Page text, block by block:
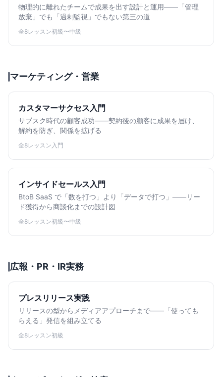
物理的に離れたチームで成果を出す設計と運用——「管理
放棄」でも「過剰監視」でもない第三の道
全8レッスン初級〜中級
マーケティング・営業
カスタマーサクセス入門
サブスク時代の顧客成功——契約後の顧客に成果を届け、
解約を防ぎ、関係を拡げる
全8レッスン 入門
インサイドセールス入門
BtoB SaaS で「数を打つ」より「データで打つ」——リー
ド獲得から商談化までの設計図
全8レッスン初級〜中級
広報・PR・IR実務
プレスリリース実践
リリースの型からメディアアプローチまで——「使っても
らえる」発信を組み立てる
全8レッスン初級